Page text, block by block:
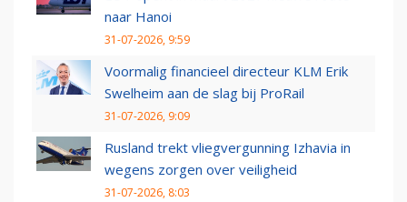
naar Hanoi
31-07-2026, 9:59
Voormalig financieel directeur KLM Erik
Swelheim aan de slag bij ProRail
31-07-2026, 9:09
Rusland trekt vliegvergunning Izhavia in
wegens zorgen over veiligheid
31-07-2026, 8:03